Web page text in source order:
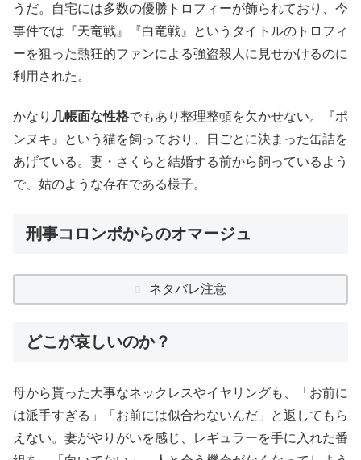
うだ。自宅には多数の優勝トロフィーが飾られており、今
事件では『天竜戦』『白竜戦』というタイトルのトロフィ
ーを狙った熱狂的ファンによる強盗殺人に見せかけるのに
利用された。
かなり 几帳面な性格でもあり整理整頓を欠かせない。『ポ
ンヌキ』という猫を飼っており、日ごとに決まった缶詰を
あげている。妻・さくらと結婚する前から飼っているよう
で、姑のような存在である様子。
刑事コロンボからのオマージュ
ネタバレ注意
どこが哀しいのか？
母から貰った大事なネックレスやイヤリングも、「お前に
は派手すぎる」「お前には似合わないんだ」と返してもら
えない。妻がやりがいを感じ、レギュラーを手に入れた番